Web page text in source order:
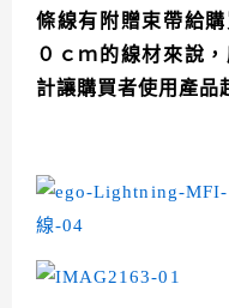
條線有附贈束帶給
０ｃｍ的線材來說
計讓購買者使用產品